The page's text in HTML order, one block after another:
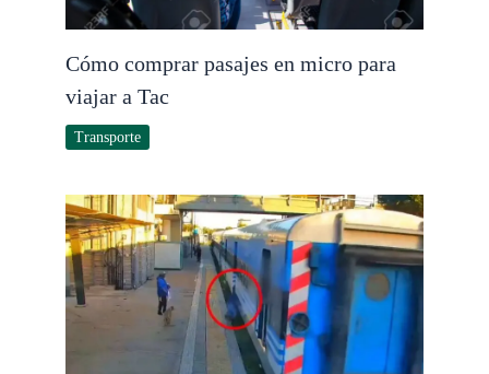
Cómo comprar pasajes en micro para
viajar a Tac
Transporte